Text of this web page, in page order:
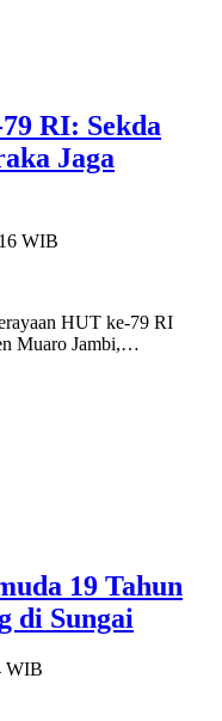
RI: Sekda
Jaga
WIB
HUT ke-79 RI
Muaro Jambi,…
19 Tahun
di Sungai
WIB